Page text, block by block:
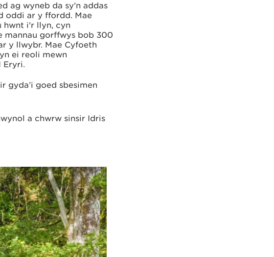
ag wyneb da sy'n addas
oddi ar y ffordd. Mae
hwnt i'r llyn, cyn
mannau gorffwys bob 300
y llwybr. Mae Cyfoeth
ei reoli mewn
Eryri.
gyda’i goed sbesimen
a chwrw sinsir Idris